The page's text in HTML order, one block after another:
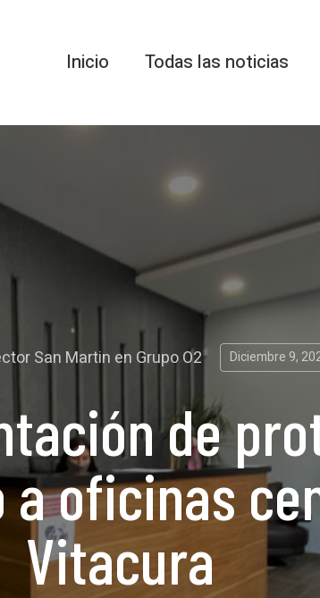
Inicio Todas las noticias
San Martin en Grupo O2 Diciembre 9,
de
a oficinas
Vitacura